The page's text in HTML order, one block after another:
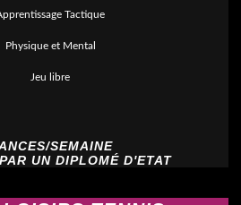
Tactique
Physique et Mental
Jeu libre
SEMAINE
UN DIPLOMÉ D'ETAT